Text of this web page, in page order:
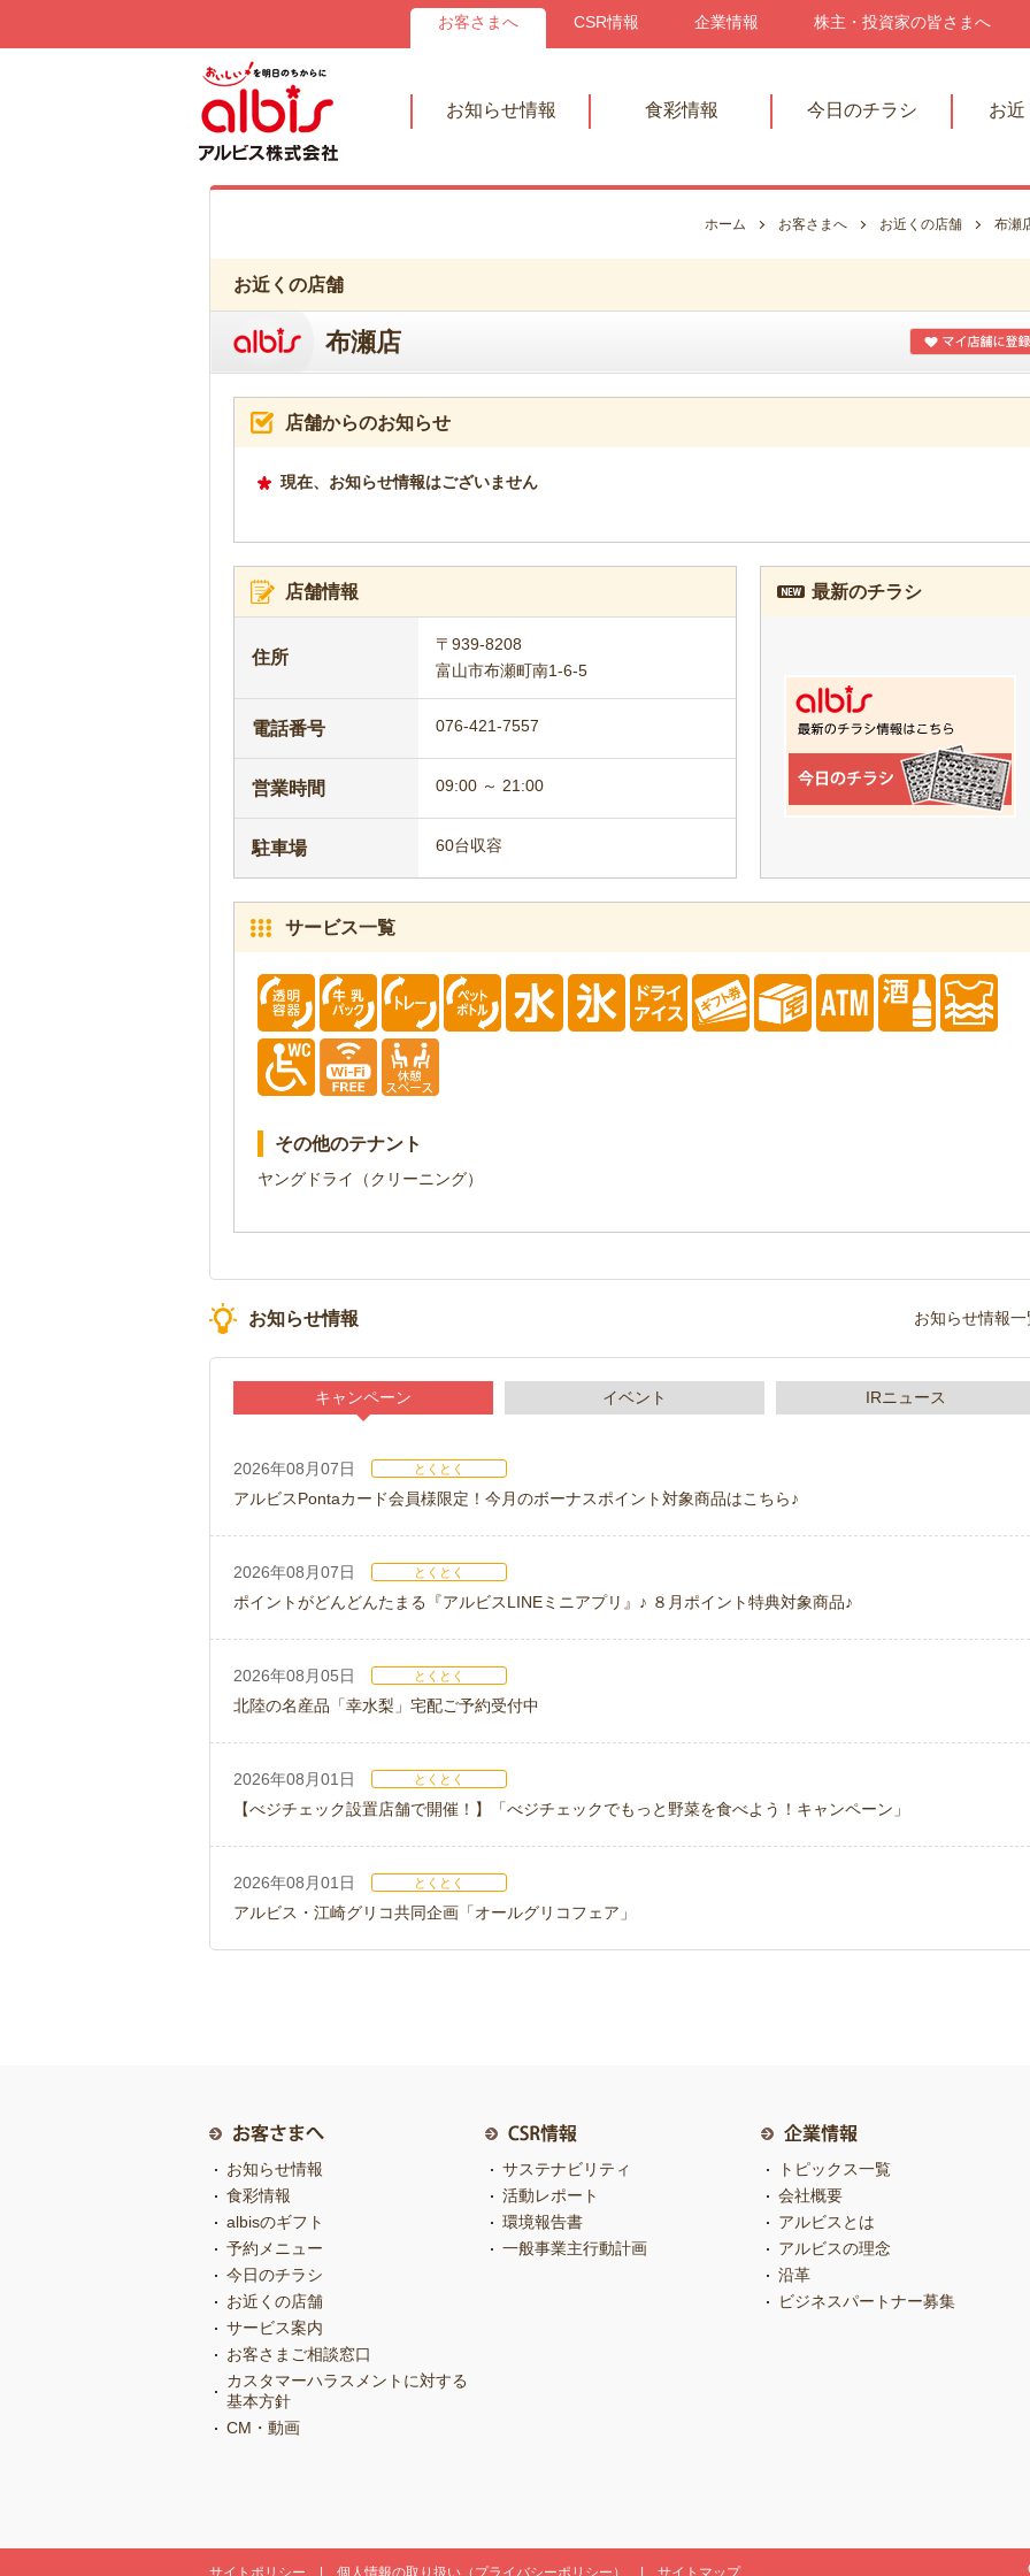
お客さまへ CSR情報 企業情報 株主・投資家の皆さまへ
お知らせ情報 食彩情報 今日のチラシ お近
ホーム お客さまへ お近くの店舗 布瀬
お近くの店舗
布瀬店
店舗からのお知らせ
現在、お知らせ情報はございません
店舗情報
住所
〒939-8208
富山市布瀬町南1-6-5
電話番号 076-421-7557
営業時間 09:00 ～ 21:00
駐車場 60台収容
最新のチラシ
サービス一覧
その他のテナント
ヤングドライ（クリーニング）
お知らせ情報
キャンペーン イベント IRニュース
2026年08月07日 とくとく
アルビスPontaカード会員様限定！今月のボーナスポイント対象商品はこちら♪
2026年08月07日 とくとく
ポイントがどんどんたまる『アルビスLINEミニアプリ』♪ ８月ポイント特典対象商品♪
2026年08月05日 とくとく
北陸の名産品「幸水梨」宅配ご予約受付中
2026年08月01日 とくとく
【べジチェック設置店舗で開催！】「べジチェックでもっと野菜を食べよう！キャンペーン」
2026年08月01日 とくとく
アルビス・江崎グリコ共同企画「オールグリコフェア」
お知らせ情報一
お知らせ情報
食彩情報
albisのギフト
予約メニュー
今日のチラシ
お近くの店舗
サービス案内
お客さまご相談窓口
カスタマーハラスメントに対する
基本方針
CM・動画
サステナビリティ
活動レポート
環境報告書
一般事業主行動計画
トピックス一覧
会社概要
アルビスとは
アルビスの理念
沿革
ビジネスパートナー募集
サイトポリシー 個人情報の取り扱い（プライバシーポリシー） サイトマップ